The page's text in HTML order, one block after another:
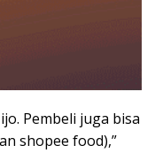
Pembeli juga bisa
shopee food),”